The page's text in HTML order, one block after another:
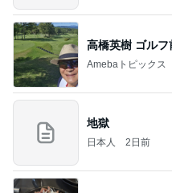
高橋英樹 ゴル
Amebaトピックス
地獄
日本人 2日前